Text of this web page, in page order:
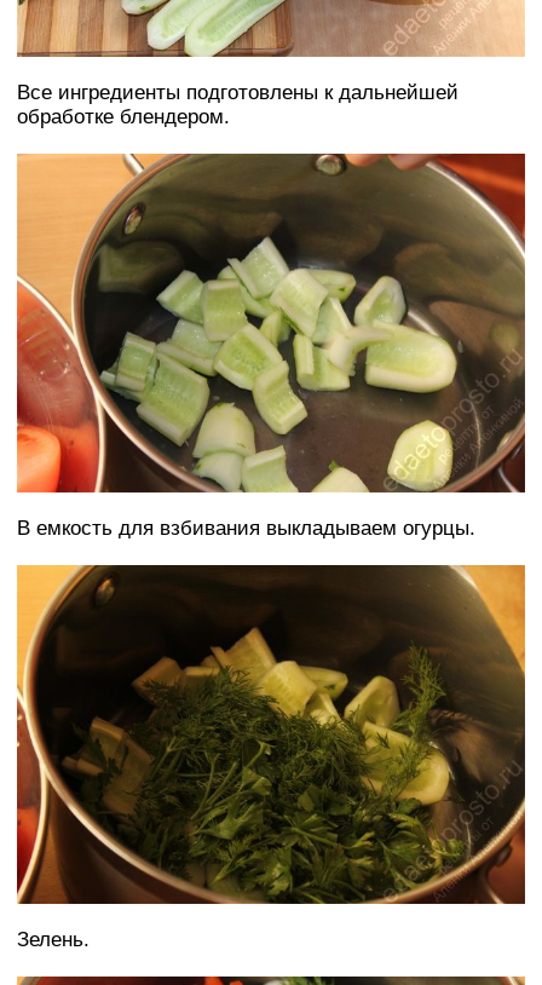
Все ингредиенты подготовлены к дальнейшей
обработке блендером.
В емкость для взбивания выкладываем огурцы.
Зелень.